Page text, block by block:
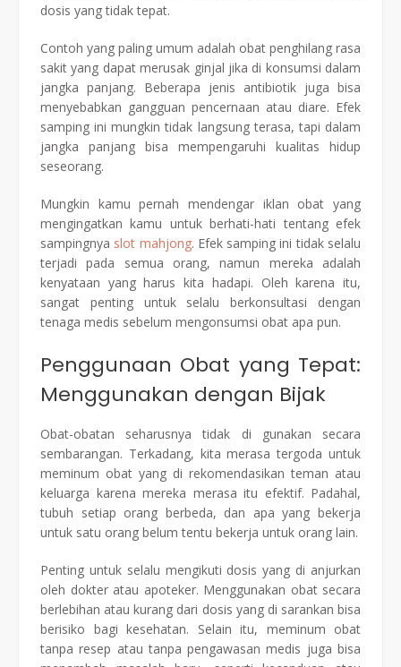
dosis yang tidak tepat.
Contoh yang paling umum adalah obat penghilang rasa
sakit yang dapat merusak ginjal jika di konsumsi dalam
jangka panjang. Beberapa jenis antibiotik juga bisa
menyebabkan gangguan pencernaan atau diare. Efek
samping ini mungkin tidak langsung terasa, tapi dalam
jangka panjang bisa mempengaruhi kualitas hidup
seseorang.
Mungkin kamu pernah mendengar iklan obat yang
mengingatkan kamu untuk berhati-hati tentang efek
sampingnya slot mahjong. Efek samping ini tidak selalu
terjadi pada semua orang, namun mereka adalah
kenyataan yang harus kita hadapi. Oleh karena itu,
sangat penting untuk selalu berkonsultasi dengan
tenaga medis sebelum mengonsumsi obat apa pun.
Penggunaan Obat yang Tepat:
Menggunakan dengan Bijak
Obat-obatan seharusnya tidak di gunakan secara
sembarangan. Terkadang, kita merasa tergoda untuk
meminum obat yang di rekomendasikan teman atau
keluarga karena mereka merasa itu efektif. Padahal,
tubuh setiap orang berbeda, dan apa yang bekerja
untuk satu orang belum tentu bekerja untuk orang lain.
Penting untuk selalu mengikuti dosis yang di anjurkan
oleh dokter atau apoteker. Menggunakan obat secara
berlebihan atau kurang dari dosis yang di sarankan bisa
berisiko bagi kesehatan. Selain itu, meminum obat
tanpa resep atau tanpa pengawasan medis juga bisa